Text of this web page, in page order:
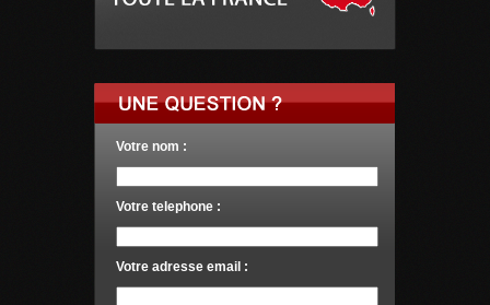
Votre nom :
Votre telephone :
Votre adresse email :